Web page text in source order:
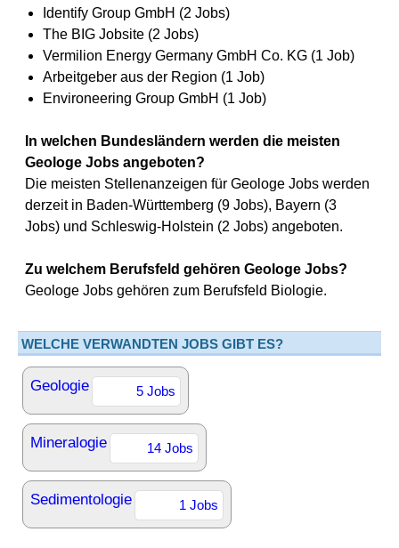
Identify Group GmbH (2 Jobs)
The BIG Jobsite (2 Jobs)
Vermilion Energy Germany GmbH Co. KG (1 Job)
Arbeitgeber aus der Region (1 Job)
Environeering Group GmbH (1 Job)
In welchen Bundesländern werden die meisten
Geologe Jobs angeboten?
Die meisten Stellenanzeigen für Geologe Jobs werden
derzeit in Baden-Württemberg (9 Jobs), Bayern (3
Jobs) und Schleswig-Holstein (2 Jobs) angeboten.
Zu welchem Berufsfeld gehören Geologe Jobs?
Geologe Jobs gehören zum Berufsfeld Biologie.
WELCHE VERWANDTEN JOBS GIBT ES?
Geologie 5 Jobs
Mineralogie 14 Jobs
Sedimentologie 1 Jobs